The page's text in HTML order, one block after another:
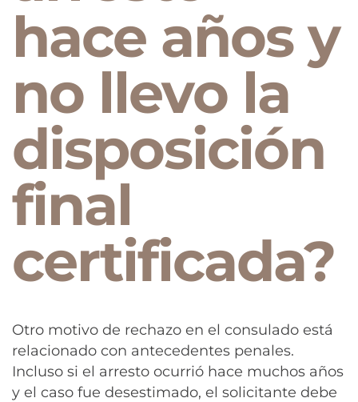
hace años y
no llevo la
disposición
final
certificada?
Otro motivo de rechazo en el consulado está
relacionado con antecedentes penales.
Incluso si el arresto ocurrió hace muchos años
y el caso fue desestimado, el solicitante debe